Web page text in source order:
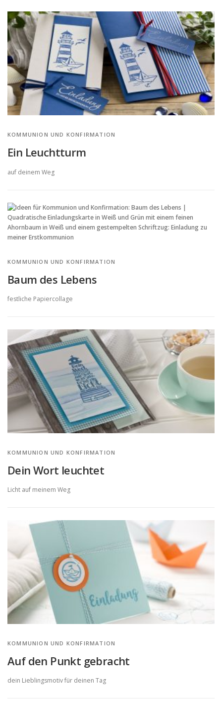
KOMMUNION UND KONFIRMATION
Ein Leuchtturm
auf deinem Weg
KOMMUNION UND KONFIRMATION
Baum des Lebens
festliche Papiercollage
KOMMUNION UND KONFIRMATION
Dein Wort leuchtet
Licht auf meinem Weg
KOMMUNION UND KONFIRMATION
Auf den Punkt gebracht
dein Lieblingsmotiv für deinen Tag